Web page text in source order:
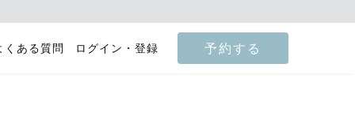
くある質問 ログイン・登録 予約する